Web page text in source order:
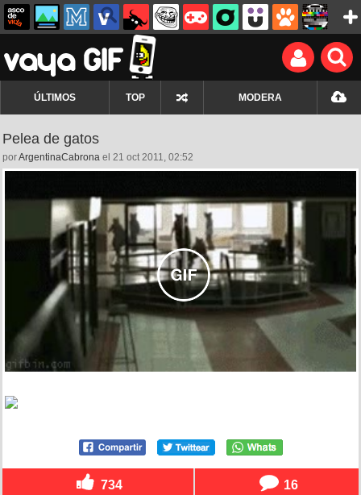
ÚLTIMOS TOP MODERA
Pelea de gatos
porArgentinaCabrona el 21 oct 2011, 02:52
734 16